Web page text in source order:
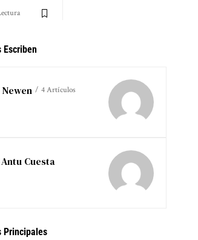
Escriben
4 Artículos
Cuesta
Principales